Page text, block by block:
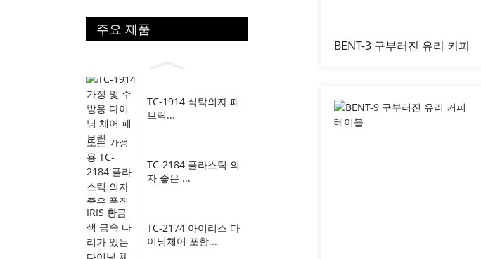
주요 제품
TC-1914 식탁의자 패
브릭...
TC-2184 플라스틱 의
자 좋은 ...
TC-2174 아이리스 다
이닝체어 포함...
BENT-3 구부러진 유리 커피